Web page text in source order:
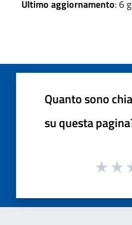
Ultimo aggiornamento: 6
Quanto sono
su questa